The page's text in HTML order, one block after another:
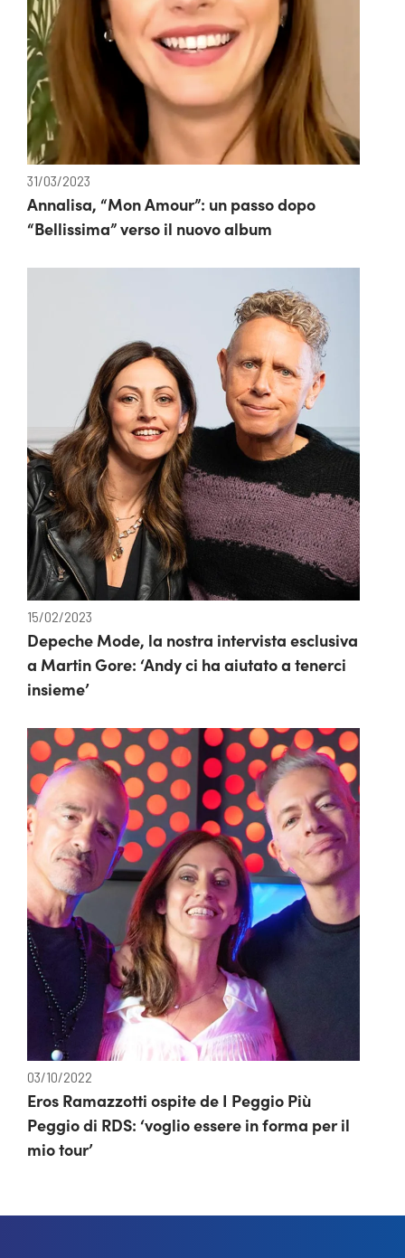
31/03/2023
Annalisa, “Mon Amour”: un passo dopo
“Bellissima” verso il nuovo album
15/02/2023
Depeche Mode, la nostra intervista esclusiva
a Martin Gore: ‘Andy ci ha aiutato a tenerci
insieme’
03/10/2022
Eros Ramazzotti ospite de I Peggio Più
Peggio di RDS: ‘voglio essere in forma per il
mio tour’